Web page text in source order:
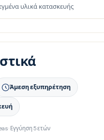
υλικά κατασκευής
Άμεση εξυπηρέτηση
· Εγγύηση 5 ετών